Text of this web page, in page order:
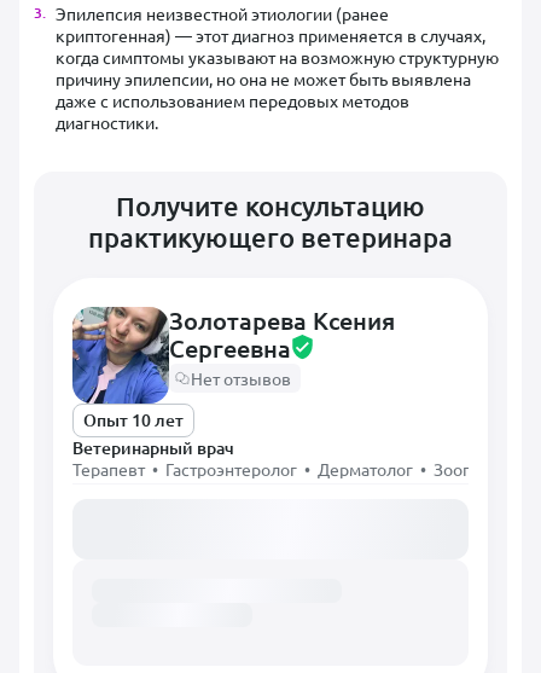
Эпилепсия неизвестной этиологии (ранее
криптогенная) — этот диагноз применяется в случаях,
когда симптомы указывают на возможную структурную
причину эпилепсии, но она не может быть выявлена
даже с использованием передовых методов
диагностики.
Получите консультацию
практикующего ветеринара
Золотарева Ксения
Сергеевна
Нет отзывов
Опыт 10 лет
Ветеринарный врач
Терапевт • Гастроэнтеролог • Дерматолог •